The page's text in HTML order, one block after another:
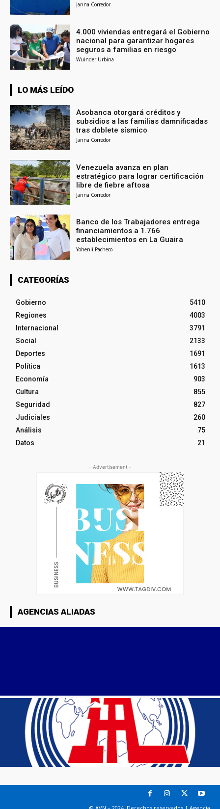
Janna Corredor
4.000 viviendas entregará el Gobierno
nacional para garantizar hogares
seguros a familias en riesgo
Wuinder Urbina
LO MÁS LEÍDO
Asobanca otorgará créditos y
subsidios a las familias damnificadas
tras doblete sísmico
Janna Corredor
Venezuela avanza en plan
estratégico para lograr certificación
libre de fiebre aftosa
Janna Corredor
Banco de los Trabajadores entrega
financiamientos a 1.766
establecimientos en La Guaira
Yohenli Pacheco
CATEGORÍAS
Gobierno
5410
Regiones
4003
Internacional
3791
Social
2133
Deportes
1691
Política
1613
Economía
903
Cultura
855
Seguridad
827
Judiciales
260
Análisis
75
Datos
21
- Advertisement -
AGENCIAS ALIADAS